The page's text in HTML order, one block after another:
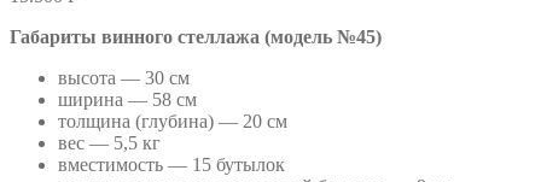
Габариты винного стеллажа (модель №45)
высота — 30 см
ширина — 58 см
толщина (глубина) — 20 см
вес — 5,5 кг
вместимость — 15 бутылок